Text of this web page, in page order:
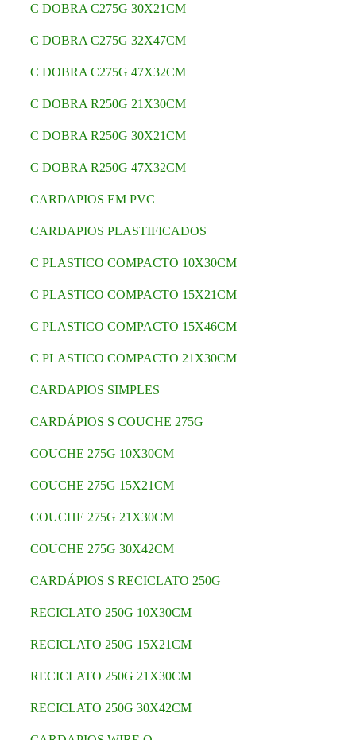
C DOBRA C275G 30X21CM
C DOBRA C275G 32X47CM
C DOBRA C275G 47X32CM
C DOBRA R250G 21X30CM
C DOBRA R250G 30X21CM
C DOBRA R250G 47X32CM
CARDAPIOS EM PVC
CARDAPIOS PLASTIFICADOS
C PLASTICO COMPACTO 10X30CM
C PLASTICO COMPACTO 15X21CM
C PLASTICO COMPACTO 15X46CM
C PLASTICO COMPACTO 21X30CM
CARDAPIOS SIMPLES
CARDÁPIOS S COUCHE 275G
COUCHE 275G 10X30CM
COUCHE 275G 15X21CM
COUCHE 275G 21X30CM
COUCHE 275G 30X42CM
CARDÁPIOS S RECICLATO 250G
RECICLATO 250G 10X30CM
RECICLATO 250G 15X21CM
RECICLATO 250G 21X30CM
RECICLATO 250G 30X42CM